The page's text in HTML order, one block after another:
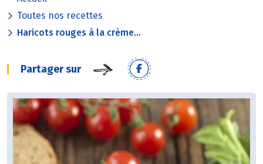
Toutes nos recettes
Haricots rouges à la crème...
Partager sur